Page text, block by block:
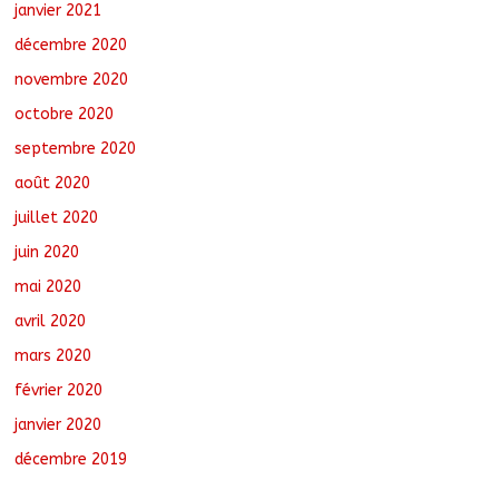
janvier 2021
décembre 2020
novembre 2020
octobre 2020
septembre 2020
août 2020
juillet 2020
juin 2020
mai 2020
avril 2020
mars 2020
février 2020
janvier 2020
décembre 2019